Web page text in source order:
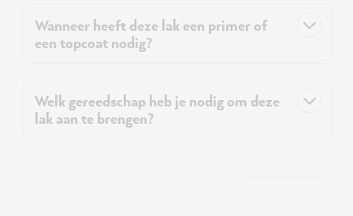
Wanneer heeft deze lak een primer of
een topcoat nodig?
Welk gereedschap heb je nodig om deze
lak aan te brengen?